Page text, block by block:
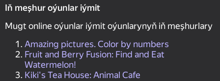
Iň meşhur oýunlar iýmit
Mugt online oýunlar iýmit oýunlarynyň iň meşhurlary
Amazing pictures. Color by numbers
Fruit and Berry Fusion: Find and Eat
Watermelon!
Kiki's Tea House: Animal Cafe